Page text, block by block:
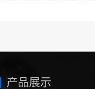
产品展示